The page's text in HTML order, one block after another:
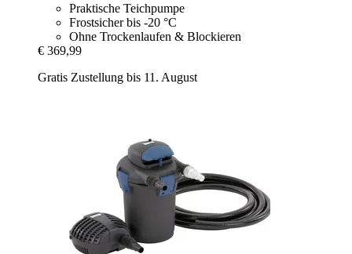
Praktische Teichpumpe
Frostsicher bis -20 °C
Ohne Trockenlaufen & Blockieren
€ 369,99
Gratis Zustellung bis 11. August